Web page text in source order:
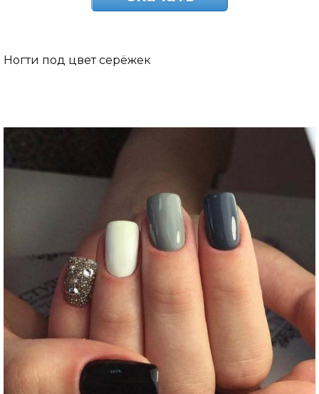
Ногти под цвет серёжек